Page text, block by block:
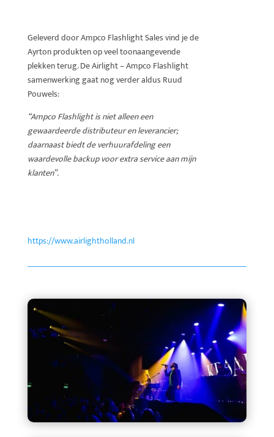
Geleverd door Ampco Flashlight Sales vind je de
Ayrton produkten op veel toonaangevende
plekken terug. De Airlight – Ampco Flashlight
samenwerking gaat nog verder aldus Ruud
Pouwels:
“Ampco Flashlight is niet alleen een
gewaardeerde distributeur en leverancier;
daarnaast biedt de verhuurafdeling een
waardevolle backup voor extra service aan mijn
klanten”.
https://www.airlightholland.nl